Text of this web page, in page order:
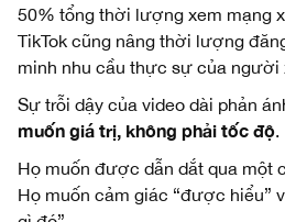
50% tổng thời lượng xem mạng
TikTok cũng nâng thời lượng
minh nhu cầu thực sự của người
Sự trỗi dậy của video dài phản
muốn giá trị, không phải tốc độ.
Họ muốn được dẫn dắt qua một
Họ muốn cảm giác “được hiểu”